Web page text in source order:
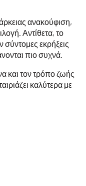
ανακούφιση,
Αντίθετα, το
σύντομες εκρήξεις
πιο συχνά.
και τον τρόπο ζωής
καλύτερα με